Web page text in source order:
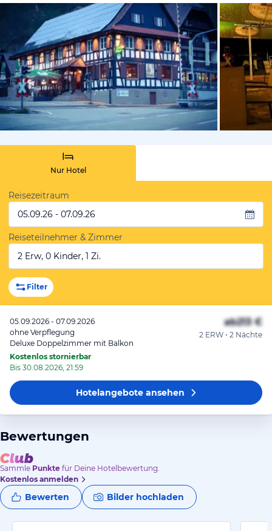
von
Nur Hotel
Reisezeitraum
05.09.26 - 07.09.26
Reiseteilnehmer & Zimmer
2 Erw, 0 Kinder, 1 Zi.
Filter
05.09.2026 - 07.09.2026
ohne Verpflegung
Deluxe Doppelzimmer mit Balkon
Kostenlos stornierbar
Bis 30.08.2026, 21:59
ab213 €
2 ERW • 2 Nächte
Hotelangeboteansehen
Bewertungen
Sammle Punkte für Deine Hotelbewertung.
Kostenlos anmelden
Bewerten Bilder hochladen